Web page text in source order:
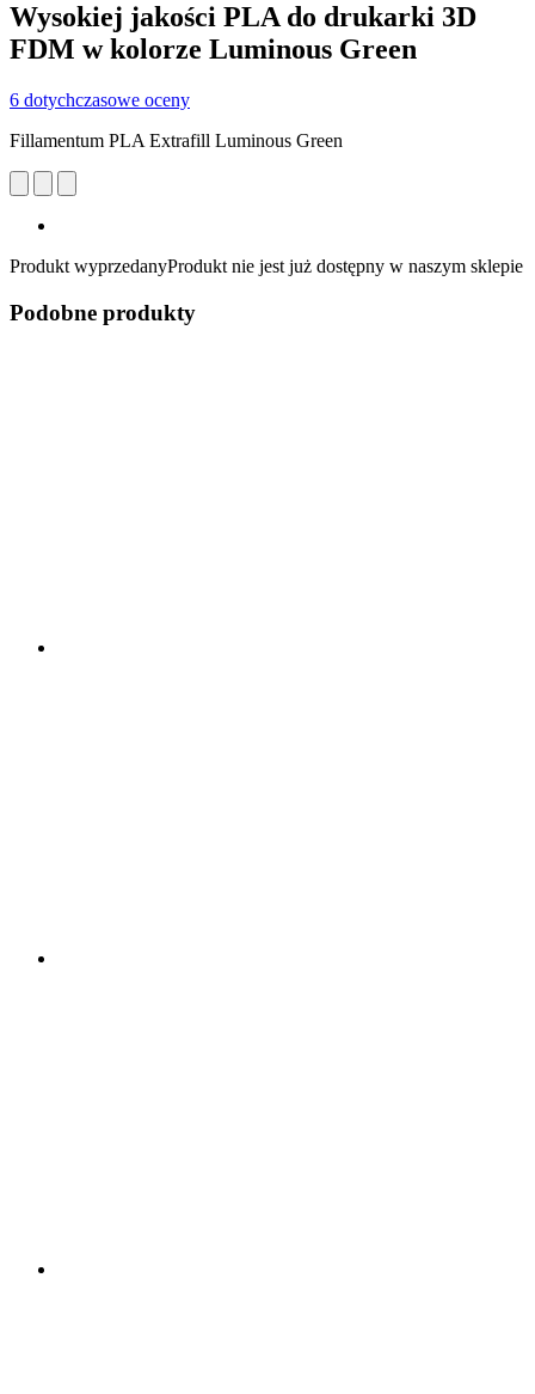
Wysokiej jakości PLA do drukarki 3D
FDM w kolorze Luminous Green
6 dotychczasowe oceny
Fillamentum PLA Extrafill Luminous Green
Produkt wyprzedanyProdukt nie jest już dostępny w naszym sklepie
Podobne produkty